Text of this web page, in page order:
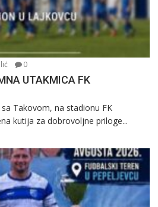
0
UTAKMICA FK
Takovom, na stadionu FK
kutija za dobrovoljne priloge...